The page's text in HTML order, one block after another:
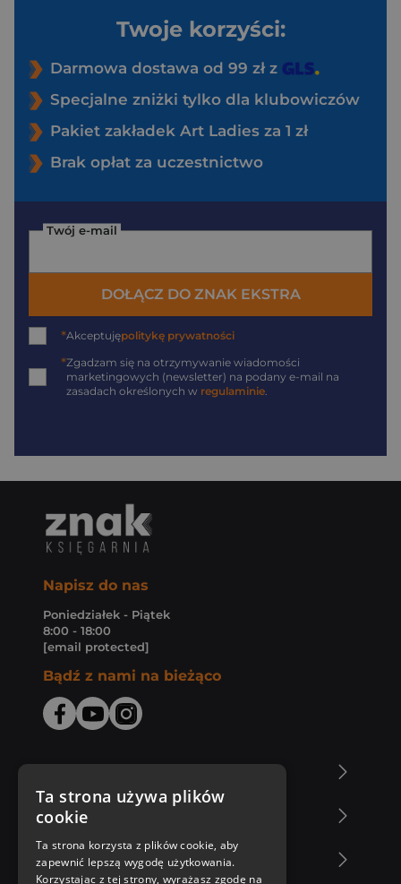
Twoje korzyści:
Darmowa dostawa od 99 zł z
Specjalne zniżki tylko dla klubowiczów
Pakiet zakładek Art Ladies za 1 zł
Brak opłat za uczestnictwo
Twój e-mail
DOŁĄCZ DO ZNAK EKSTRA
*Akceptujępolitykę prywatności
*Zgadzam się na otrzymywanie wiadomości
marketingowych (newsletter) na podany e-mail na
zasadach określonych w regulaminie
Napisz do nas
Poniedziałek - Piątek
8:00 - 18:00
[email protected]
Bądź z nami na bieżąco
Zakupy u nas
Nasza oferta
Ta strona używa plików
cookie
Ta strona korzysta z plików cookie, aby
zapewnić lepszą wygodę użytkowania.
Korzystając z tej strony, wyrażasz zgodę na